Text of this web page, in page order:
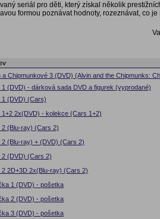
seriál pro děti, který získal několik
formou poznávat hodnoty, rozeznávat, co
a Chipmunkové 3 (DVD) (Alvin and the Chipmunks:
1 (DVD) - dárková sada DVD a figurek (vyprodané)
1 (DVD) (Cars)
1+2 2x(DVD) - kolekce (Cars 1+2)
2 (Blu-ray) (Cars 2)
2 (Blu-ray) + (DVD) (Cars 2)
2 (DVD) (Cars 2)
2 2D+3D 2x(Blu-ray) (Cars 2)
1 (DVD) - pošetka
2 (DVD) - pošetka
3 (DVD) - pošetka